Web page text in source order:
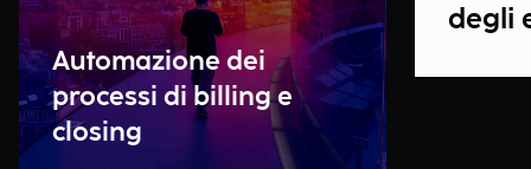
Automazione dei
processi di billing e
closing
degli